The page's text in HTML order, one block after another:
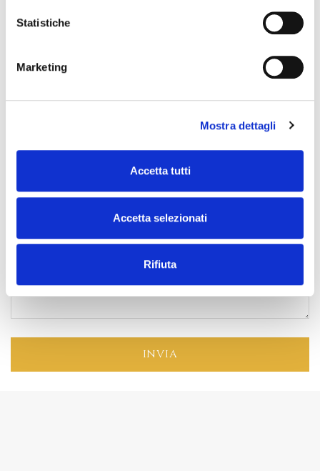
Statistiche
Marketing
Mostra dettagli
Accetta tutti
Accetta selezionati
Rifiuta